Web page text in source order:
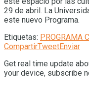
29 de abril. La
este nuevo Programa.
Etiquetas: PROGRAMA
CompartirTweetEnviar
Get real time update
your device, subscribe